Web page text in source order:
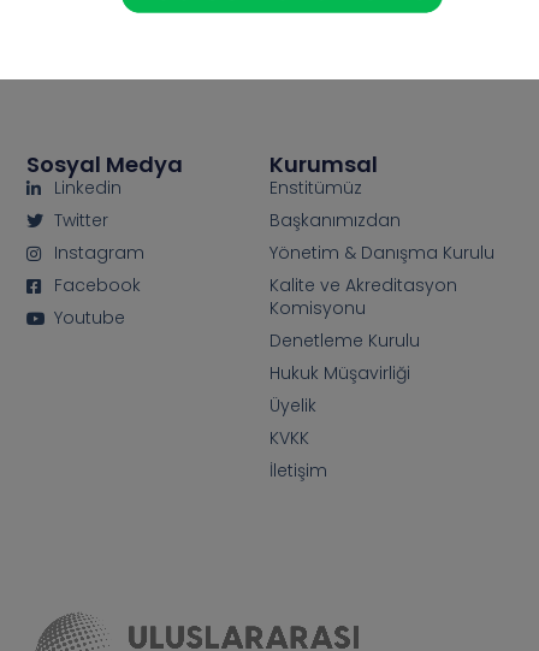
Kurumsal
Enstitümüz
Başkanımızdan
Yönetim & Danışma Kurulu
Kalite ve Akreditasyon
Komisyonu
Denetleme Kurulu
Hukuk Müşavirliği
Üyelik
KVKK
İletişim
Sosyal Medya
Linkedin
Twitter
Instagram
Facebook
Youtube
0 551 640 70 10